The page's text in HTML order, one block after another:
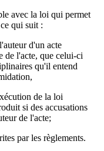
avec la loi qui permet
qui suit :
d'un acte
de l'acte, que celui-ci
qu'il entend
de la loi
si des accusations
de l'acte;
par les règlements.